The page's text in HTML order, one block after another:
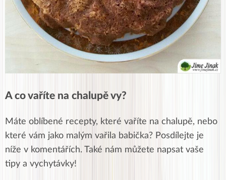
A co vaříte na chalupě vy?
Máte oblíbené recepty, které vaříte na chalupě, nebo
které vám jako malým vařila babička? Posdílejte je
níže v komentářích. Také nám můžete napsat vaše
tipy a vychytávky!